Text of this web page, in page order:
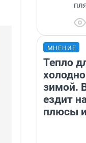
МНЕНИЕ
Тепло
зимой.
ездит
плюсы